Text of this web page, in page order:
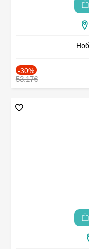
-30%
53.17€